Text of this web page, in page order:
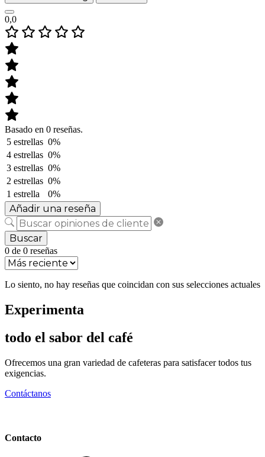
0,0
Basado en 0 reseñas.
5 estrellas 0%
4 estrellas 0%
3 estrellas 0%
2 estrellas 0%
1 estrella
0%
Añadir una reseña
Buscar
0 de 0 reseñas
Lo siento, no hay reseñas que coincidan con sus selecciones actuales
Experimenta
todo el sabor del café
Ofrecemos una gran variedad de cafeteras para satisfacer todos tus
exigencias.
Contáctanos
Contacto